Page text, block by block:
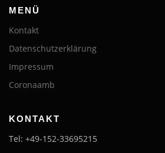
MENÜ
Kontakt
Datenschutzerklärung
Impressum
Coronaamb
KONTAKT
Tel: +49-152-33695215